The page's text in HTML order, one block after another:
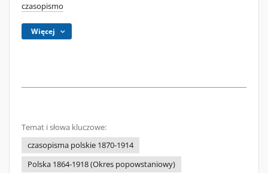
czasopismo
Więcej
Temat i słowa kluczowe:
czasopisma polskie 1870-1914
Polska 1864-1918 (Okres popowstaniowy)